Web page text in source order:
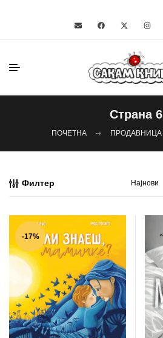
Страна 6
ПОЧЕТНА ПРОДАВНИЦА
Филтер
-17%